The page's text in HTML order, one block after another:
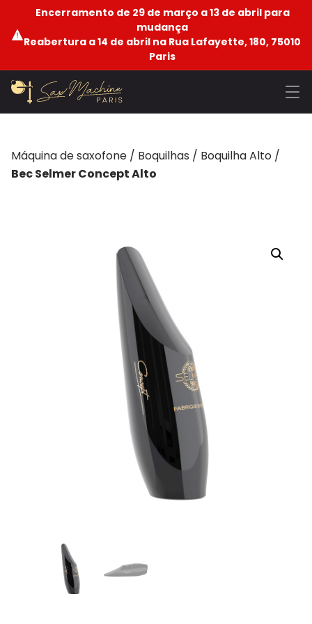
Encerramento de 29 de março a 13 de abril para
mudança
Reabertura a 14 de abril na Rua Lafayette, 180, 75010
Paris
Máquina de saxofone / Boquilhas / Boquilha Alto /
Bec Selmer Concept Alto